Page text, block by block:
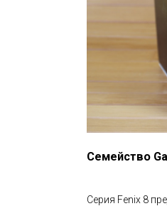
Семейство
Серия Fenix 8